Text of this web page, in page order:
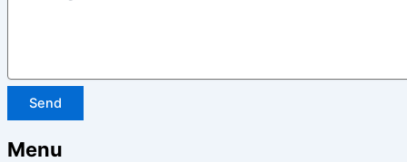
Send
Menu